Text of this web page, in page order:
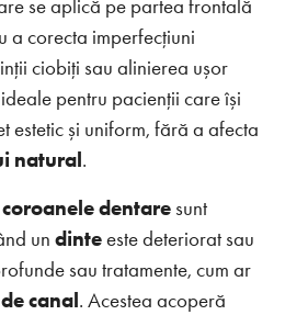
se aplică pe partea frontală
a corecta imperfecțiuni
ciobiți sau alinierea ușor
pentru pacienții care își
estetic și uniform, fără a afecta
natural.
coroanele dentaresunt
un dinteeste deteriorat sau
sau tratamente, cum ar
canal. Acestea acoperă